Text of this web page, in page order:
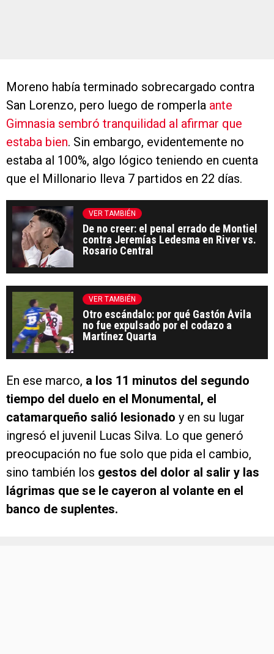
Moreno había terminado sobrecargado contra
San Lorenzo, pero luego de romperla ante
Gimnasia sembró tranquilidad al afirmar que
estaba bien. Sin embargo, evidentemente no
estaba al 100%, algo lógico teniendo en cuenta
que el Millonario lleva 7 partidos en 22 días.
VER TAMBIÉN
De no creer: el penal errado de Montiel
contra Jeremías Ledesma en River vs.
Rosario Central
VER TAMBIÉN
Otro escándalo: por qué Gastón Ávila
no fue expulsado por el codazo a
Martínez Quarta
En ese marco, a los 11 minutos del segundo
tiempo del duelo en el Monumental, el
catamarqueño salió lesionado y en su lugar
ingresó el juvenil Lucas Silva. Lo que generó
preocupación no fue solo que pida el cambio,
sino también los gestos del dolor al salir y las
lágrimas que se le cayeron al volante en el
banco de suplentes.